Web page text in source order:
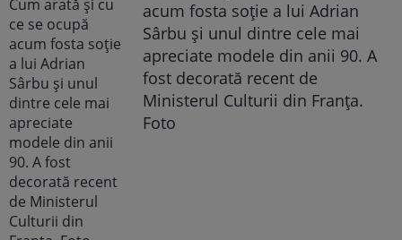
acum fosta soție a lui Adrian
Sârbu și unul dintre cele mai
apreciate modele din anii 90. A
fost decorată recent de
Ministerul Culturii din Franța.
Foto